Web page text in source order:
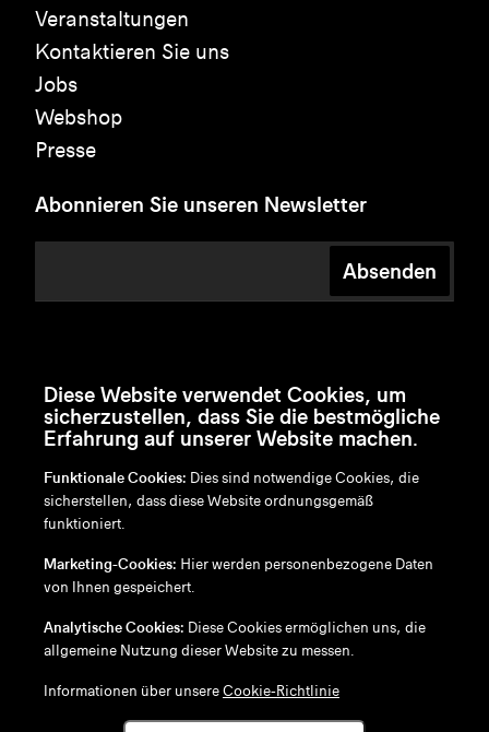
Veranstaltungen
Kontaktieren Sie uns
Jobs
Webshop
Presse
Abonnieren Sie unseren Newsletter
Absenden
en/nl/fr/de
Disclaimer
Cookie-Richtlinie
Diese Website verwendet Cookies, um
sicherzustellen, dass Sie die bestmögliche
Erfahrung auf unserer Website machen.
Funktionale Cookies: Dies sind notwendige Cookies, die
sicherstellen, dass diese Website ordnungsgemäß
funktioniert.
Marketing-Cookies: Hier werden personenbezogene Daten
von Ihnen gespeichert.
Analytische Cookies: Diese Cookies ermöglichen uns, die
allgemeine Nutzung dieser Website zu messen.
Informationen über unsereCookie-Richtlinie